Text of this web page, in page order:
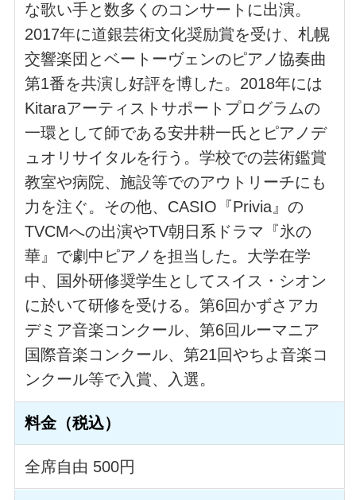
な歌い手と数多くのコンサートに出演。
2017年に道銀芸術文化奨励賞を受け、札幌
交響楽団とベートーヴェンのピアノ協奏曲
第1番を共演し好評を博した。2018年には
Kitaraアーティストサポートプログラムの
一環として師である安井耕一氏とピアノデ
ュオリサイタルを行う。学校での芸術鑑賞
教室や病院、施設等でのアウトリーチにも
力を注ぐ。その他、CASIO『Privia』の
TVCMへの出演やTV朝日系ドラマ『氷の
華』で劇中ピアノを担当した。大学在学
中、国外研修奨学生としてスイス・シオン
に於いて研修を受ける。第6回かずさアカ
デミア音楽コンクール、第6回ルーマニア
国際音楽コンクール、第21回やちよ音楽コ
ンクール等で入賞、入選。
料金（税込）
全席自由 500円